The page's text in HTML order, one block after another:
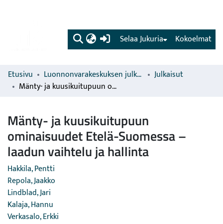
(current) Kokoelmat
Selaa Jukuria
Etusivu Luonnonvarakeskuksen julkaisut
Julkaisut
Mänty- ja kuusikuitupuun ominaisuudet Etelä-Suomessa – laadun vaihtelu ja hallinta
Mänty- ja kuusikuitupuun
ominaisuudet Etelä-Suomessa –
laadun vaihtelu ja hallinta
Hakkila, Pentti
Repola, Jaakko
Lindblad, Jari
Kalaja, Hannu
Verkasalo, Erkki